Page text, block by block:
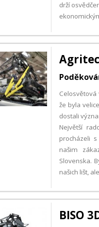
drží
že byla
dostali
Největší
procházeli
našim
Slovenska.
našich lišt,
BISO